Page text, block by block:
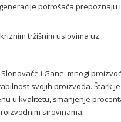
potrošača prepoznaju i
tržišnim uslovima uz
i Gane, mnogi
svojih proizvoda. Štark
u kvalitetu, smanjenje
sirovinama.